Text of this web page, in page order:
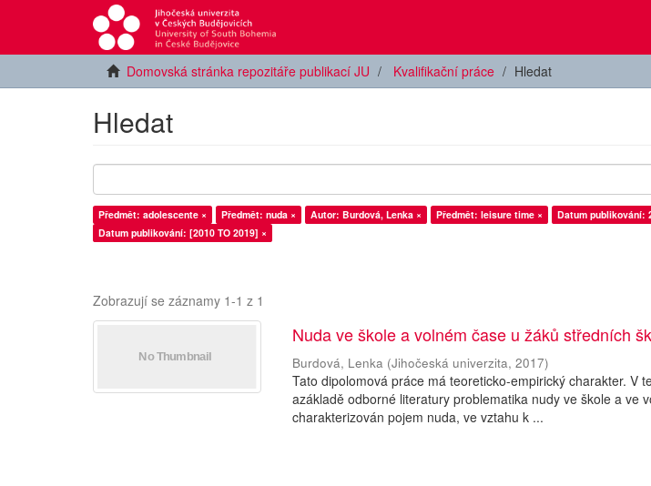
Domovská stránka repozitáře publikací JU Kvalifikační práce Hledat
Hledat
Předmět: adolescente × Předmět: nuda × Autor: Burdová, Lenka × Předmět: leisure time × Datum publikování:
Datum publikování: [2010 TO 2019] ×
Zobrazují se záznamy 1-1 z 1
Nuda ve škole a volném čase u žáků středních
Burdová, Lenka (Jihočeská univerzita,2017)
Tato dipolomová práce má teoreticko-empirický charakter. V
azákladě odborné literatury problematika nudy ve škole a ve
charakterizován pojem nuda, ve vztahu k ...